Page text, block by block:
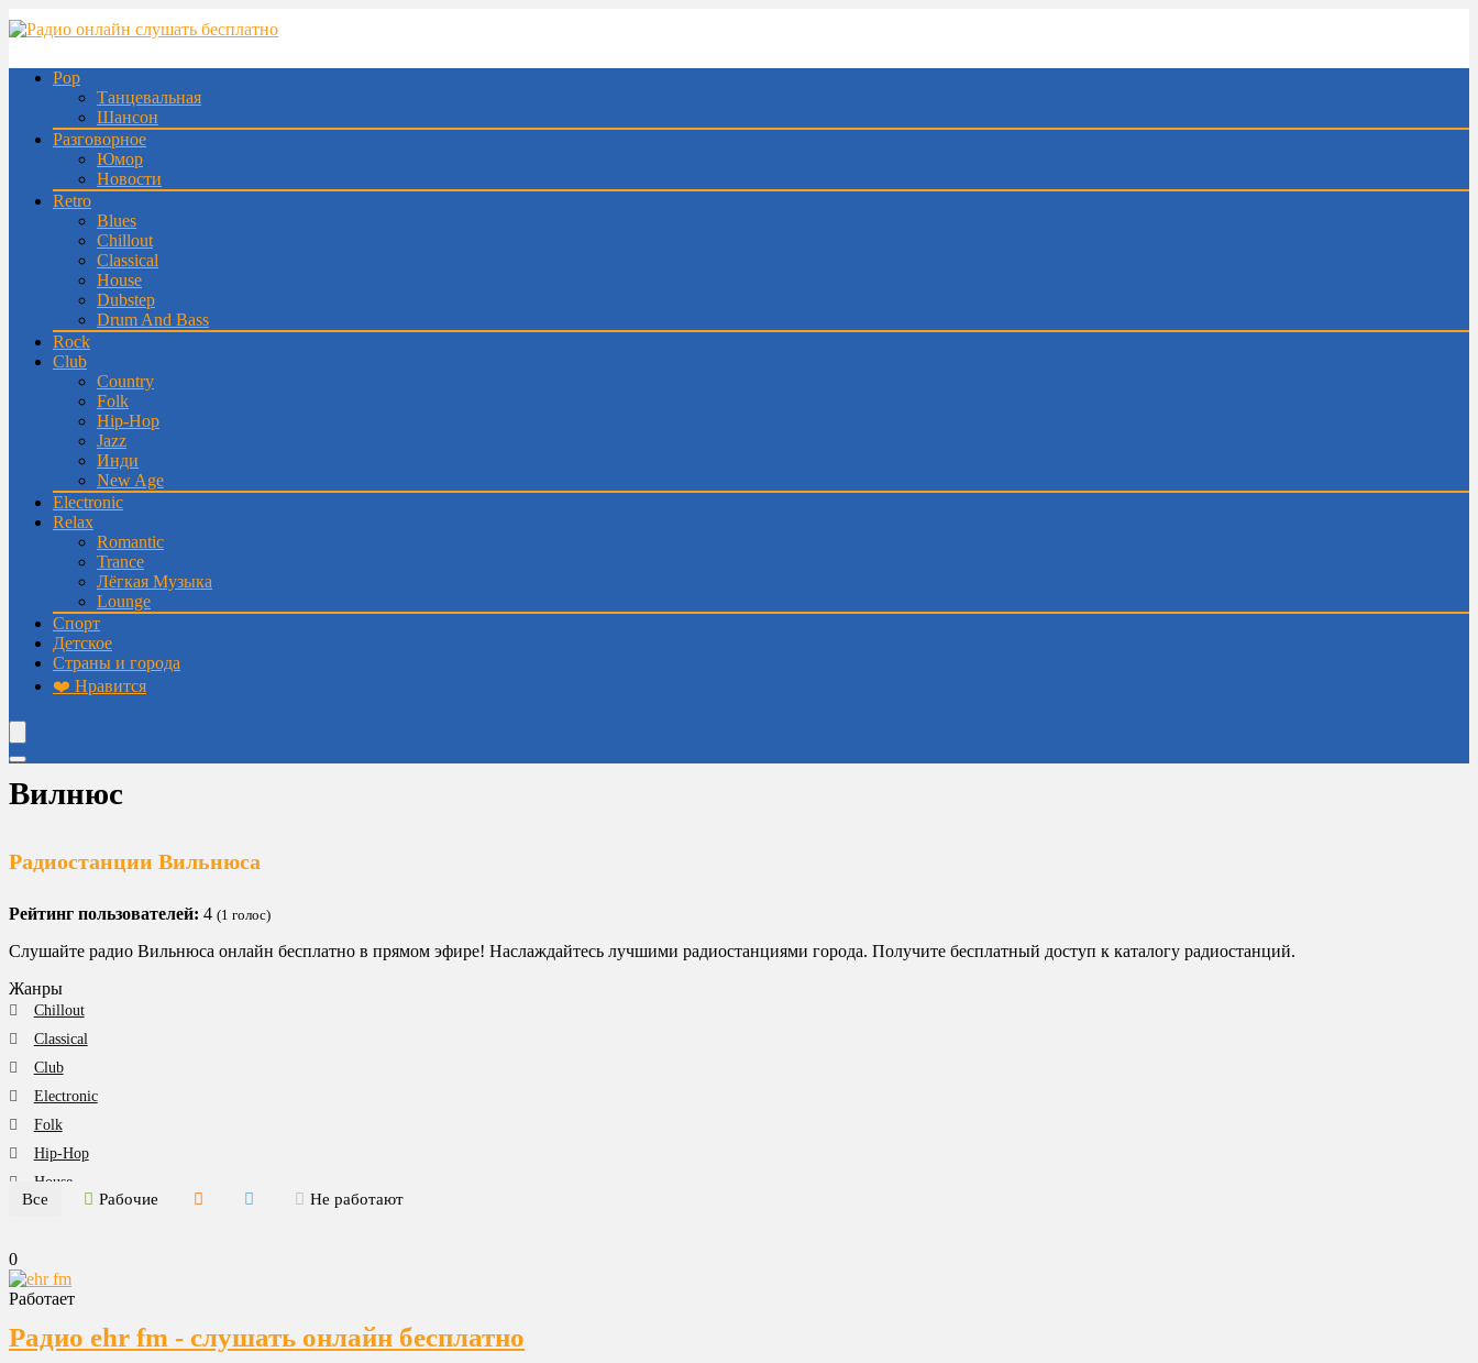
Pop
Танцевальная
Шансон
Разговорное
Юмор
Новости
Retro
Blues
Chillout
Classical
House
Dubstep
Drum And Bass
Rock
Club
Country
Folk
Hip-Hop
Jazz
Инди
New Age
Electronic
Relax
Romantic
Trance
Лёгкая Музыка
Lounge
Спорт
Детское
Страны и города
❤️ Нравится
Вилнюс
Радиостанции Вильнюса
Рейтинг пользователей: 4 (1 голос)
Слушайте радио Вильнюса онлайн бесплатно в прямом эфире! Наслаждайтесь лучшими радиостанциями города. Получите бесплатный доступ к каталогу радиостанций.
Жанры
Chillout
Classical
Club
Electronic
Folk
Hip-Hop
House
Rock
Trance
Все Рабочие Не работают
0
Работает
Радио ehr fm - слушать онлайн бесплатно